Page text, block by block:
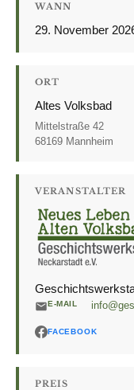
WANN
29. November
ORT
Altes Volksbad
Mittelstraße 42
68169 Mannheim
VERANSTALTER
E-MAIL
FACEBOOK
PREIS